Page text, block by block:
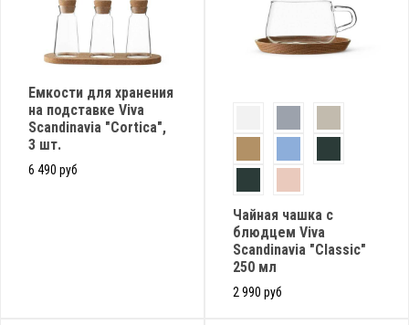
Емкости для хранения
на подставке Viva
Scandinavia "Cortica",
3 шт.
6 490 руб
Чайная чашка с
блюдцем Viva
Scandinavia "Classic"
250 мл
2 990 руб